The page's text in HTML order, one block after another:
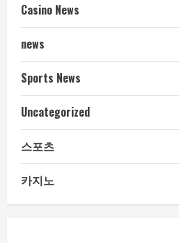
Casino News
news
Sports News
Uncategorized
스포츠
카지노